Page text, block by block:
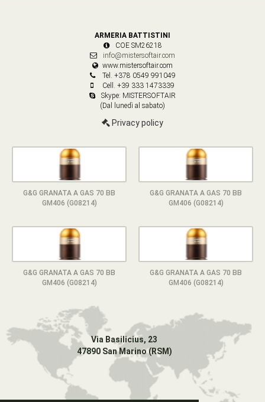
ARMERIA BATTISTINI
COE SM26218
info@mistersoftair.com
www.mistersoftair.com
Tel. +378 0549 991049
Cell. +39 333 1473339
Skype: MISTERSOFTAIR
(Dal lunedì al sabato)
Privacy policy
G&G GRANATA A GAS 70 BB
GM406 (G08214)
G&G GRANATA A GAS 70 BB
GM406 (G08214)
G&G GRANATA A GAS 70 BB
GM406 (G08214)
G&G GRANATA A GAS 70 BB
GM406 (G08214)
Via Basilicius, 23
47890 San Marino (RSM)